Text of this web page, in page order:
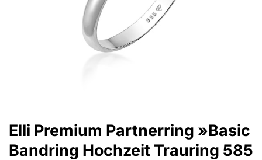
Elli Premium Partnerring »Basic
Bandring Hochzeit Trauring 585